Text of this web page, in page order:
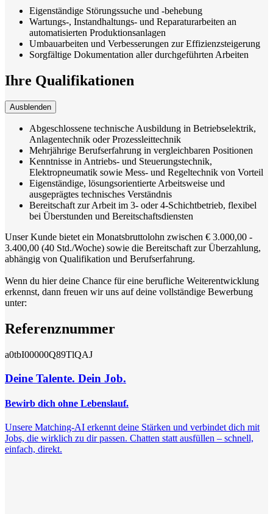
Eigenständige Störungssuche und -behebung
Wartungs-, Instandhaltungs- und Reparaturarbeiten an
automatisierten Produktionsanlagen
Umbauarbeiten und Verbesserungen zur Effizienzsteigerung
Sorgfältige Dokumentation aller durchgeführten Arbeiten
Ihre Qualifikationen
Ausblenden
Abgeschlossene technische Ausbildung in Betriebselektrik,
Anlagentechnik oder Prozessleittechnik
Mehrjährige Berufserfahrung in vergleichbaren Positionen
Kenntnisse in Antriebs- und Steuerungstechnik,
Elektropneumatik sowie Mess- und Regeltechnik von Vorteil
Eigenständige, lösungsorientierte Arbeitsweise und
ausgeprägtes technisches Verständnis
Bereitschaft zur Arbeit im 3- oder 4-Schichtbetrieb, flexibel
bei Überstunden und Bereitschaftsdiensten
Unser Kunde bietet ein Monatsbruttolohn zwischen € 3.000,00 -
3.400,00 (40 Std./Woche) sowie die Bereitschaft zur Überzahlung,
abhängig von Qualifikation und Berufserfahrung.
Wenn du hier deine Chance für eine berufliche Weiterentwicklung
erkennst, dann freuen wir uns auf deine vollständige Bewerbung
unter:
Referenznummer
a0tbI00000Q89TlQAJ
Deine Talente. Dein Job.
Bewirb dich ohne Lebenslauf.
Unsere Matching-AI erkennt deine Stärken und verbindet dich mit
Jobs, die wirklich zu dir passen. Chatten statt ausfüllen – schnell,
einfach, direkt.